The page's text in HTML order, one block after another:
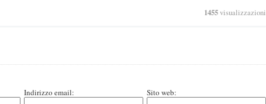
1455visualizzazioni
Indirizzo email: Sito web: